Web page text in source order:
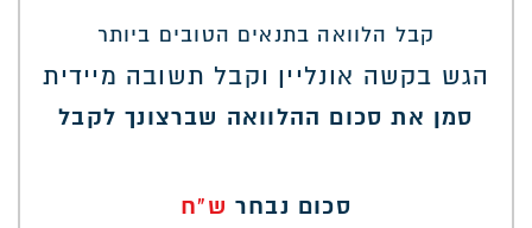
קבל הלוואה בתנאים הטובים ביותר
הגש בקשה אונליין וקבל תשובה מיידית
סמן את סכום ההלוואה שברצונך לקבל
סכום נבחר ש"ח